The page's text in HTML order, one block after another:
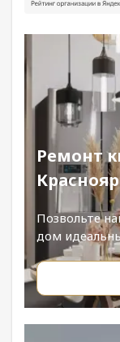
Ремонт
Позвольте
дом